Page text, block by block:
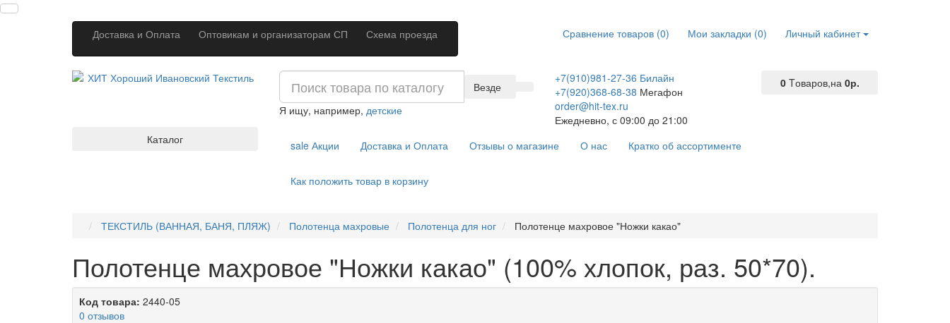
Доставка и Оплата Оптовикам и организаторам СП Схема проезда Личный кабинет
Мои закладки (0)
Сравнение товаров (0)
+7(910)981-27-36 Билайн
+7(920)368-68-38 Мегафон
order@hit-tex.ru
Ежедневно, с 09:00 до 21:00
0 Tоваров,на 0р.
Везде
Я ищу, например, детские
saleАкции Доставка и Оплата Отзывы о магазине О нас Кратко об ассортименте
Как положить товар в корзину
Каталог
ТЕКСТИЛЬ (ВАННАЯ, БАНЯ, ПЛЯЖ) Полотенца махровые Полотенца для ног Полотенце махровое "Ножки какао"
Полотенце махровое "Ножки какао" (100% хлопок, раз. 50*70).
Код товара: 2440-05
0 отзывов